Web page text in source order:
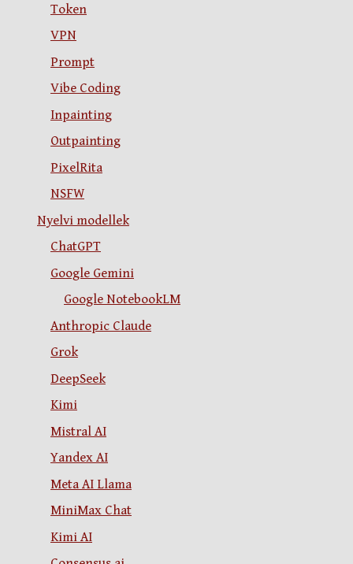
Token
VPN
Prompt
Vibe Coding
Inpainting
Outpainting
PixelRita
NSFW
Nyelvi modellek
ChatGPT
Google Gemini
Google NotebookLM
Anthropic Claude
Grok
DeepSeek
Kimi
Mistral AI
Yandex AI
Meta AI Llama
MiniMax Chat
Kimi AI